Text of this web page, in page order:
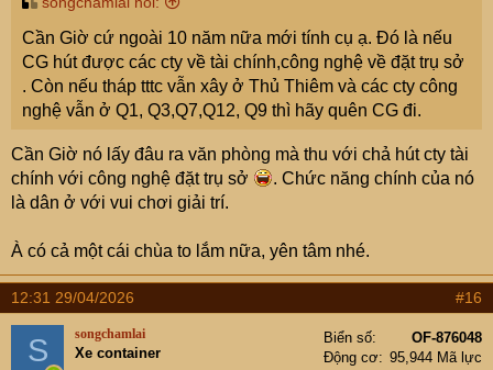
Cần Giờ cứ ngoài 10 năm nữa mới tính cụ ạ. Đó là nếu
CG hút được các cty về tài chính,công nghệ về đặt trụ sở
. Còn nếu tháp tttc vẫn xây ở Thủ Thiêm và các cty công
nghệ vẫn ở Q1, Q3,Q7,Q12, Q9 thì hãy quên CG đi.
Cần Giờ nó lấy đâu ra văn phòng mà thu với chả hút cty tài
chính với công nghệ đặt trụ sở
. Chức năng chính của nó
là dân ở với vui chơi giải trí.
À có cả một cái chùa to lắm nữa, yên tâm nhé.
12:31 29/04/2026 #16
S songchamlai
Xe container
Biển số
OF-876048
Động cơ
95,944 Mã lực